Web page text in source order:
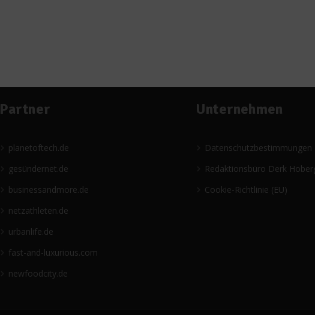
Partner
planetoftech.de
gesündernet.de
businessandmore.de
netzathleten.de
urbanlife.de
fast-and-luxurious.com
newfoodcity.de
Unternehmen
Datenschutzbestimmungen
Redaktionsbüro Derk
Cookie-Richtlinie (EU)